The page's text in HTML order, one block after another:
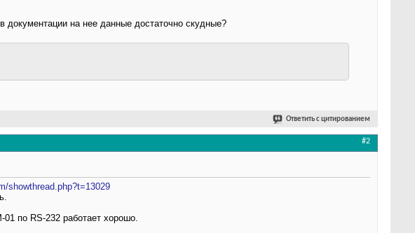
документации на нее данные достаточно скудные?
Ответить с цитированием
#2
showthread.php?t=13029
по RS-232 работает хорошо.